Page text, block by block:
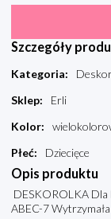
Szczegóły
Kategoria:
Sklep:
Erli
Kolor:
Płeć: Dziecięce
Opis produktu
DESKOROLKA Dla
ABEC-7